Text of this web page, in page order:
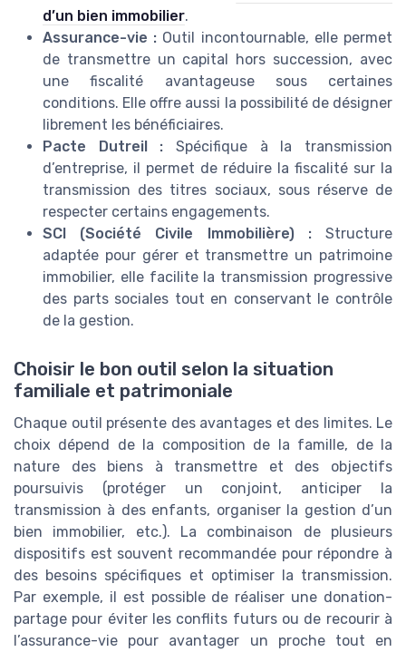
d’un bien immobilier.
Assurance-vie : Outil incontournable, elle permet
de transmettre un capital hors succession, avec
une fiscalité avantageuse sous certaines
conditions. Elle offre aussi la possibilité de désigner
librement les bénéficiaires.
Pacte Dutreil : Spécifique à la transmission
d’entreprise, il permet de réduire la fiscalité sur la
transmission des titres sociaux, sous réserve de
respecter certains engagements.
SCI (Société Civile Immobilière) :Structure
adaptée pour gérer et transmettre un patrimoine
immobilier, elle facilite la transmission progressive
des parts sociales tout en conservant le contrôle
de la gestion.
Choisir le bon outil selon la situation
familiale et patrimoniale
Chaque outil présente des avantages et des limites. Le
choix dépend de la composition de la famille, de la
nature des biens à transmettre et des objectifs
poursuivis (protéger un conjoint, anticiper la
transmission à des enfants, organiser la gestion d’un
bien immobilier, etc.). La combinaison de plusieurs
dispositifs est souvent recommandée pour répondre à
des besoins spécifiques et optimiser la transmission.
Par exemple, il est possible de réaliser une donation-
partage pour éviter les conflits futurs ou de recourir à
l’assurance-vie pour avantager un proche tout en